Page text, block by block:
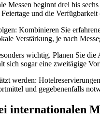
Messen beginnt drei bis
und die
Kombinieren Sie
Verstärkung, je nach
wichtig. Planen Sie
sich sogar eine zweitägige
werden:
und gegebenenfalls
internationalen